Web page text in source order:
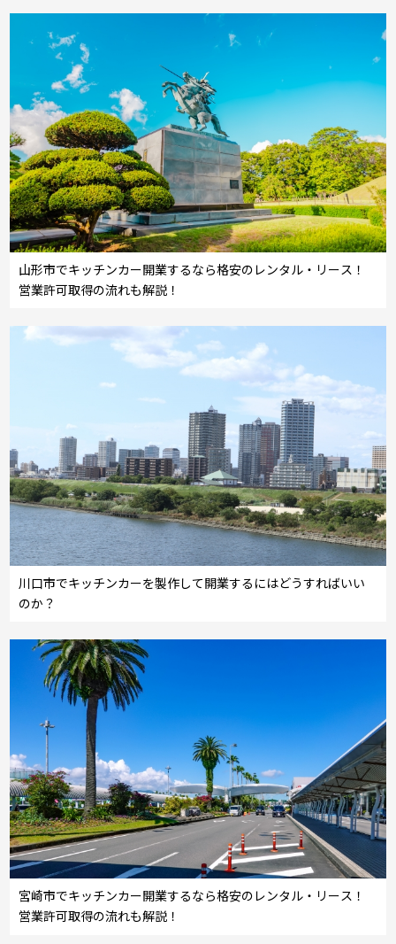
山形市でキッチンカー開業するなら格安のレンタル・リース！
営業許可取得の流れも解説！
川口市でキッチンカーを製作して開業するにはどうすればいい
のか？
宮崎市でキッチンカー開業するなら格安のレンタル・リース！
営業許可取得の流れも解説！